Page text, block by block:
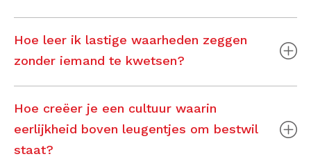
Hoe leer ik lastige waarheden zeggen
zonder iemand te kwetsen?
Hoe creëer je een cultuur waarin
eerlijkheid boven leugentjes om bestwil
staat?